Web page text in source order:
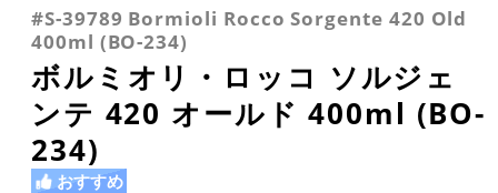
ロックグラス
#S-39789 Bormioli Rocco Sorgente 420 Old
400ml (BO-234)
ボルミオリ・ロッコ ソルジェ
ンテ 420 オールド 400ml (BO-
234)
おすすめ